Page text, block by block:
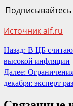
Источник aif.ru
Продолжить
чтение
Назад: В ЦБ
высокой инфляции
Далее:
декабря: эксперт